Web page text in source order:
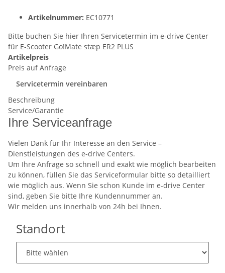
Artikelnummer: EC10771
Bitte buchen Sie hier Ihren Servicetermin im e-drive Center
für E-Scooter Go!Mate stæp ER2 PLUS
Artikelpreis
Preis auf Anfrage
Servicetermin vereinbaren
Beschreibung
Service/Garantie
Ihre Serviceanfrage
Vielen Dank für Ihr Interesse an den Service –
Dienstleistungen des e-drive Centers.
Um Ihre Anfrage so schnell und exakt wie möglich bearbeiten
zu können, füllen Sie das Serviceformular bitte so detailliert
wie möglich aus. Wenn Sie schon Kunde im e-drive Center
sind, geben Sie bitte Ihre Kundennummer an.
Wir melden uns innerhalb von 24h bei Ihnen.
Standort